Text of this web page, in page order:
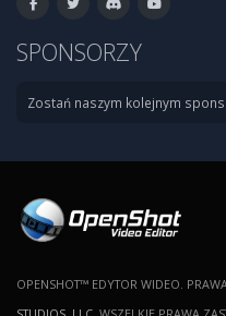
SPONSORZY
Zostań naszym kolejnym
OPENSHOT™ EDYTOR WIDEO.